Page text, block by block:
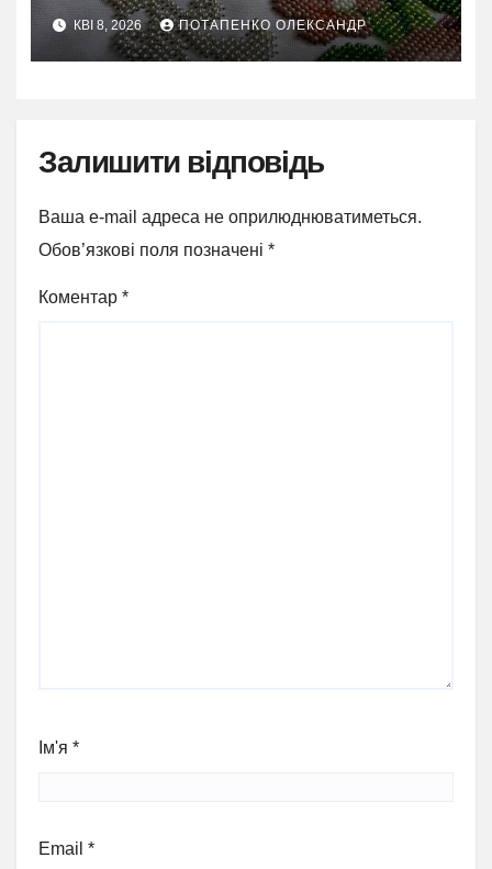
сучасні інтерпретації
КВІ 8, 2026 ПОТАПЕНКО ОЛЕКСАНДР
Залишити відповідь
Ваша e-mail адреса не оприлюднюватиметься.
Обов’язкові поля позначені *
Коментар *
Ім'я *
Email *